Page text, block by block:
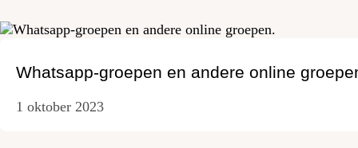
Whatsapp-groepen en andere online
1 oktober 2023